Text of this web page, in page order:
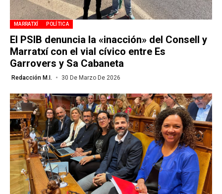
MARRATXÍ POLÍTICA
El PSIB denuncia la «inacción» del Consell y
Marratxí con el vial cívico entre Es
Garrovers y Sa Cabaneta
Redacción M.I. 30 De Marzo De 2026